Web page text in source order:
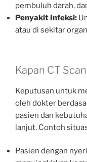
pembuluh darah,
Penyakit Infeksi:
atau di sekitar
Kapan CT
Keputusan untuk
oleh dokter
pasien dan
lanjut. Contoh
Pasien dengan